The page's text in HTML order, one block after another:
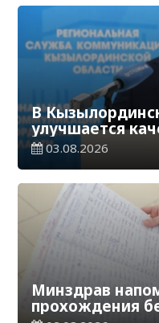
В
улучшается
помощи
03.08.2026
Минздрав
прохождения